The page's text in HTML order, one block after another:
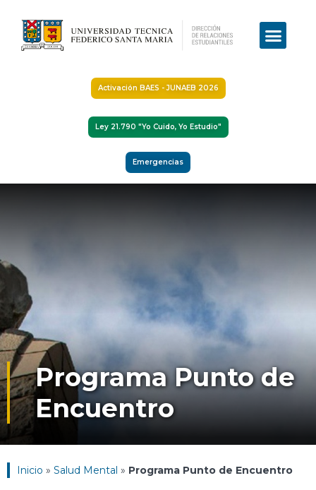
Activación BAES - JUNAEB 2026
Ley 21.790 "Yo Cuido, Yo Estudio"
Emergencias
Programa Punto de
Encuentro
Inicio » Salud Mental » Programa Punto de Encuentro